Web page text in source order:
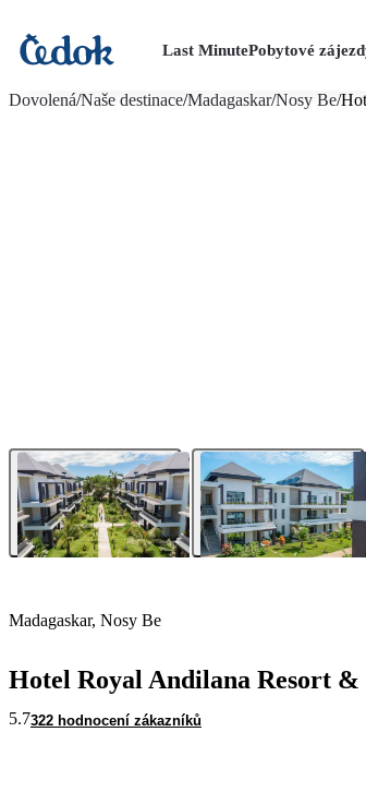
Last MinutePobytové
Dovolená/Naše destinace/Madagaskar/Nosy Be/
Madagaskar, Nosy Be
Hotel Royal Andilana Resort &
5.7322 hodnocení zákazníků